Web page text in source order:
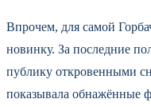
Впрочем, для самой
новинку. За последние
публику откровенными
показывала обнажённые